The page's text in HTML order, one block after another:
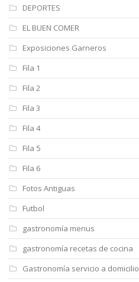
DEPORTES
EL BUEN COMER
Exposiciones Garneros
Fila 1
Fila 2
Fila 3
Fila 4
Fila 5
Fila 6
Fotos Antiguas
Futbol
gastronomía menus
gastronomía recetas de cocina
Gastronomía servicio a domicilio